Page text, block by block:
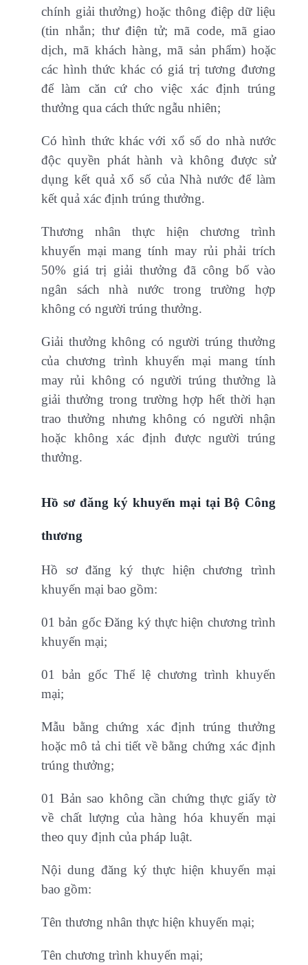
chính giải thưởng) hoặc thông điệp dữ liệu
(tin nhắn; thư điện tử; mã code, mã giao
dịch, mã khách hàng, mã sản phẩm) hoặc
các hình thức khác có giá trị tương đương
để làm căn cứ cho việc xác định trúng
thưởng qua cách thức ngẫu nhiên;
Có hình thức khác với xổ số do nhà nước
độc quyền phát hành và không được sử
dụng kết quả xổ số của Nhà nước để làm
kết quả xác định trúng thưởng.
Thương nhân thực hiện chương trình
khuyến mại mang tính may rủi phải trích
50% giá trị giải thưởng đã công bố vào
ngân sách nhà nước trong trường hợp
không có người trúng thưởng.
Giải thưởng không có người trúng thưởng
của chương trình khuyến mại mang tính
may rủi không có người trúng thưởng là
giải thưởng trong trường hợp hết thời hạn
trao thưởng nhưng không có người nhận
hoặc không xác định được người trúng
thưởng.
Hồ sơ đăng ký khuyến mại tại Bộ Công
thương
Hồ sơ đăng ký thực hiện chương trình
khuyến mại bao gồm:
01 bản gốc Đăng ký thực hiện chương trình
khuyến mại;
01 bản gốc Thể lệ chương trình khuyến
mại;
Mẫu bằng chứng xác định trúng thưởng
hoặc mô tả chi tiết về bằng chứng xác định
trúng thưởng;
01 Bản sao không cần chứng thực giấy tờ
về chất lượng của hàng hóa khuyến mại
theo quy định của pháp luật.
Nội dung đăng ký thực hiện khuyến mại
bao gồm:
Tên thương nhân thực hiện khuyến mại;
Tên chương trình khuyến mại;